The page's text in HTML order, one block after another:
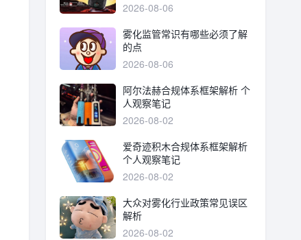
2026-08-06
雾化监管常识有哪些必须了解
的点
2026-08-06
阿尔法赫合规体系框架解析 个
人观察笔记
2026-08-02
爱奇迹积木合规体系框架解析
个人观察笔记
2026-08-02
大众对雾化行业政策常见误区
解析
2026-08-02